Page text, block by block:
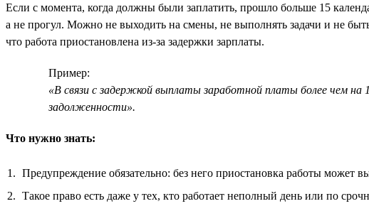
Если с момента, когда должны были заплатить, прошло больше 15
а не прогул. Можно не выходить на смены, не выполнять задачи и не
что работа приостановлена из-за задержки зарплаты.
Пример:
«В связи с задержкой выплаты заработной платы более чем
задолженности».
Что нужно знать:
Предупреждение обязательно: без него приостановка работы может
Такое право есть даже у тех, кто работает неполный день или по